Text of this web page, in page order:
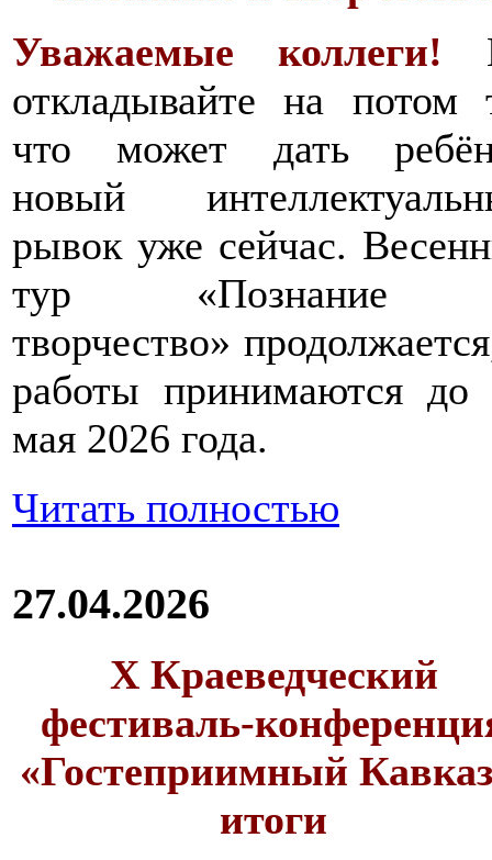
Уважаемые коллеги!
откладывайте на потом
что может дать
новый
рывок уже сейчас.
тур «Познание
творчество»
работы принимаются до
мая 2026 года.
Читать полностью
27.04.2026
X Краеведческий
фестиваль-
«Гостеприимный
итоги